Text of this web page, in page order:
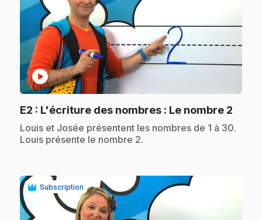
play_circle
E2 : L'écriture des nombres : Le nombre 2
.Louis et Josée présentent les nombres de 1 à 30.
Louis présente le nombre 2.
Subscription